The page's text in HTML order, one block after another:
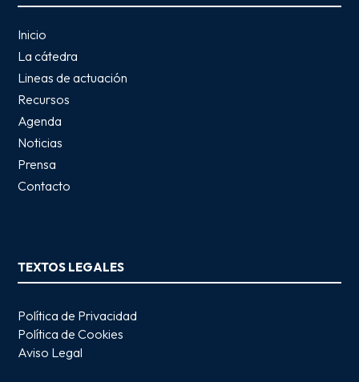
Inicio
La cátedra
Lineas de actuación
Recursos
Agenda
Noticias
Prensa
Contacto
TEXTOS LEGALES
Política de Privacidad
Política de Cookies
Aviso Legal